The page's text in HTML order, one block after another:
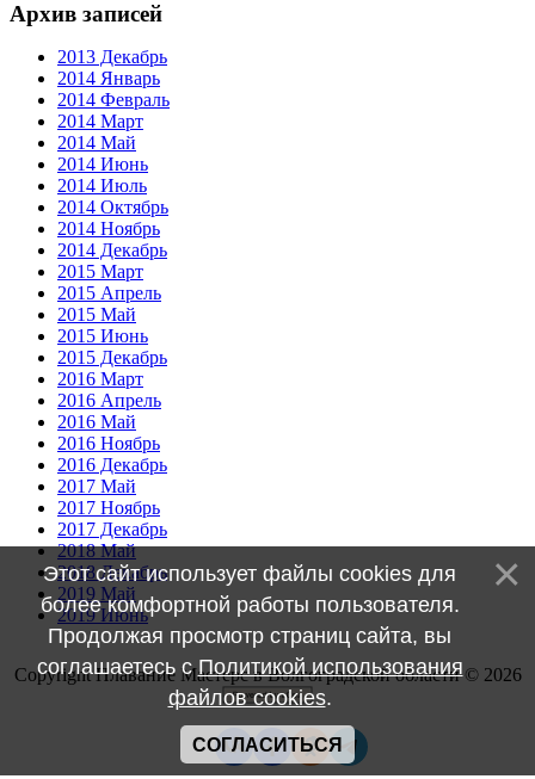
Архив записей
2013 Декабрь
2014 Январь
2014 Февраль
2014 Март
2014 Май
2014 Июнь
2014 Июль
2014 Октябрь
2014 Ноябрь
2014 Декабрь
2015 Март
2015 Апрель
2015 Май
2015 Июнь
2015 Декабрь
2016 Март
2016 Апрель
2016 Май
2016 Ноябрь
2016 Декабрь
2017 Май
2017 Ноябрь
2017 Декабрь
2018 Май
2018 Декабрь
2019 Май
2019 Июнь
Copyright Плавание Мастерс в Волгоградской области © 2026
Этот сайт использует файлы cookies для
более комфортной работы пользователя.
Продолжая просмотр страниц сайта, вы
соглашаетесь сПолитикой использования
файлов cookies.
СОГЛАСИТЬСЯ